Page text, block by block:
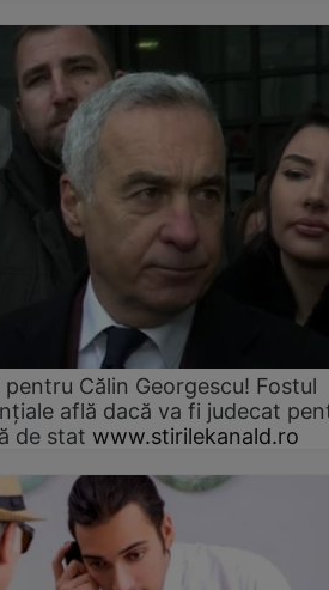
pentru Călin Georgescu! Fostul
află dacă va fi judecat
de stat www.stirilekanald.ro